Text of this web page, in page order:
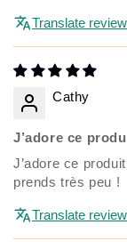
Translate
Cathy
J’adore ce
J’adore ce
prends très peu !
Translate